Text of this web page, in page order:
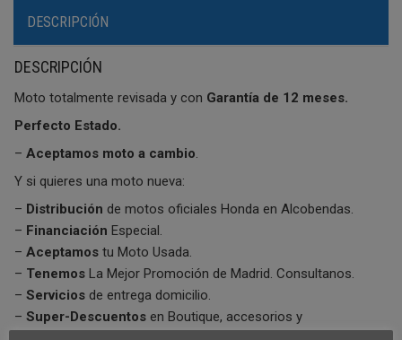
DESCRIPCIÓN
DESCRIPCIÓN
Moto totalmente revisada y con Garantía de 12 meses.
Perfecto Estado.
– Aceptamos moto a cambio
Y si quieres una moto nueva:
– Distribución de motos oficiales Honda en Alcobendas.
– Financiación Especial.
– Aceptamos tu Moto Usada.
– Tenemos La Mejor Promoción de Madrid. Consultanos.
– Servicios de entrega domicilio.
– Super-Descuentos en Boutique, accesorios y